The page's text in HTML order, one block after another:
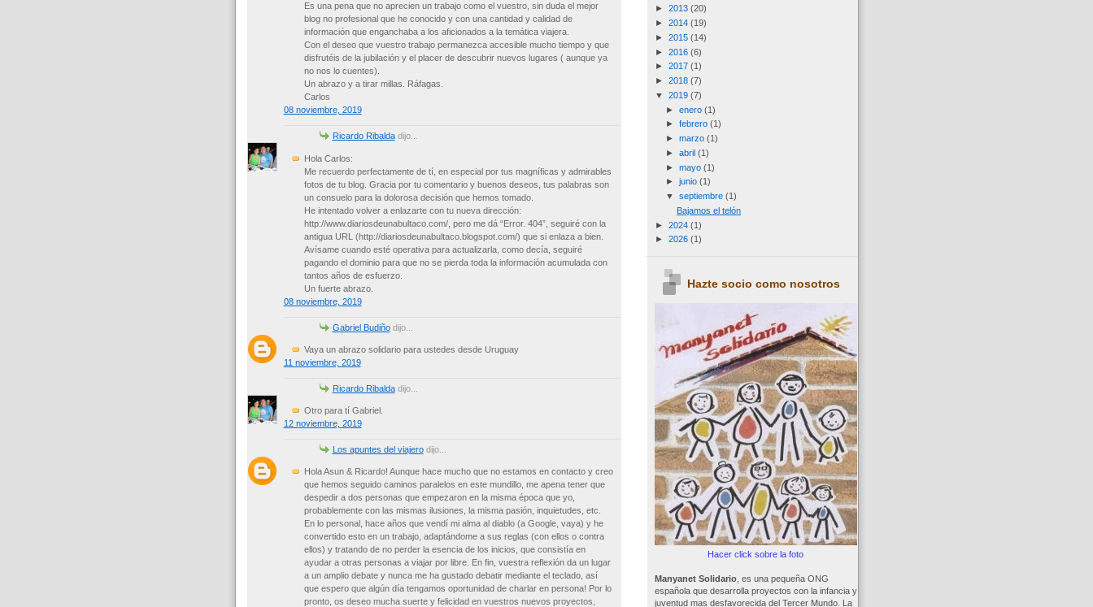
Es una pena que no aprecien un trabajo como el vuestro, sin duda el mejor
blog no profesional que he conocido y con una cantidad y calidad de
información que enganchaba a los aficionados a la temática viajera.
Con el deseo que vuestro trabajo permanezca accesible mucho tiempo y que
disfrutéis de la jubilación y el placer de descubrir nuevos lugares ( aunque ya
no nos lo cuentes).
Un abrazo y a tirar millas. Ráfagas.
Carlos
08 noviembre, 2019
Ricardo Ribaldadijo...
Hola Carlos:
Me recuerdo perfectamente de tí, en especial por tus magníficas y admirables
fotos de tu blog. Gracia por tu comentario y buenos deseos, tus palabras son
un consuelo para la dolorosa decisión que hemos tomado.
He intentado volver a enlazarte con tu nueva dirección:
http://www.diariosdeunabultaco.com/, pero me dá “Error. 404”, seguiré con la
antigua URL (http://diariosdeunabultaco.blogspot.com/) que si enlaza a bien.
Avísame cuando esté operativa para actualizarla, como decía, seguiré
pagando el dominio para que no se pierda toda la información acumulada con
tantos años de esfuerzo.
Un fuerte abrazo.
08 noviembre, 2019
Gabriel Budiñodijo...
Vaya un abrazo solidario para ustedes desde Uruguay
11 noviembre, 2019
Ricardo Ribaldadijo...
Otro para tí Gabriel.
12 noviembre, 2019
Los apuntes del viajerodijo...
Hola Asun & Ricardo! Aunque hace mucho que no estamos en contacto y creo
que hemos seguido caminos paralelos en este mundillo, me apena tener que
despedir a dos personas que empezaron en la misma época que yo,
probablemente con las mismas ilusiones, la misma pasión, inquietudes, etc.
En lo personal, hace años que vendí mi alma al diablo (a Google, vaya) y he
convertido esto en un trabajo, adaptándome a sus reglas (con ellos o contra
ellos) y tratando de no perder la esencia de los inicios, que consistía en
ayudar a otras personas a viajar por libre. En fin, vuestra reflexión da un lugar
a un amplio debate y nunca me ha gustado debatir mediante el teclado, así
que espero que algún día tengamos oportunidad de charlar en persona! Por lo
pronto, os deseo mucha suerte y felicidad en vuestros nuevos proyectos,
► 2013 (20)
► 2014 (19)
► 2015 (14)
► 2016 (6)
► 2017 (1)
► 2018 (7)
▼ 2019 (7)
► enero (1)
► febrero (1)
► marzo (1)
► abril (1)
► mayo (1)
► junio (1)
▼ septiembre (1)
Bajamos el telón
► 2024 (1)
► 2026 (1)
Hazte socio como nosotros
Hacer click sobre la foto
Manyanet Solidario, es una pequeña ONG
española que desarrolla proyectos con la infancia y
juventud mas desfavorecida del Tercer Mundo. La